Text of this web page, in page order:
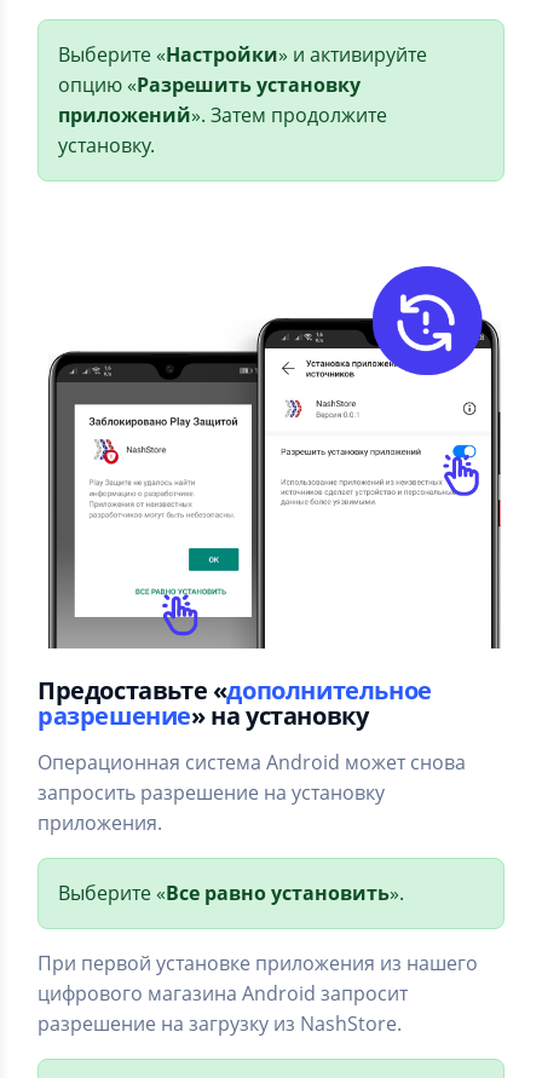
Выберите «Настройки» и активируйте
опцию «Разрешить установку
приложений». Затем продолжите
установку.
Предоставьте «дополнительное
разрешение» на установку
Операционная система Android может снова
запросить разрешение на установку
приложения.
Выберите «Все равно установить».
При первой установке приложения из нашего
цифрового магазина Android запросит
разрешение на загрузку из NashStore.